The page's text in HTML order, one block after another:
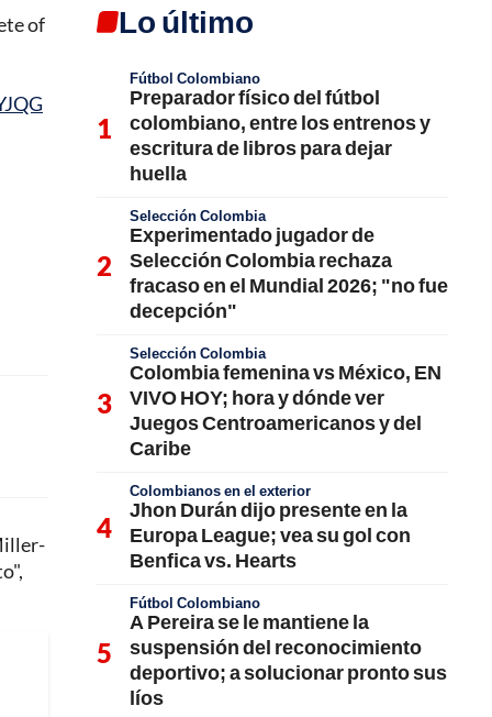
of Lo último
Fútbol Colombiano
Preparador físico del fútbol
colombiano, entre los entrenos y
escritura de libros para dejar
huella
Selección Colombia
Experimentado jugador de
Selección Colombia rechaza
fracaso en el Mundial 2026; "no fue
decepción"
Selección Colombia
Colombia femenina vs México, EN
VIVO HOY; hora y dónde ver
Juegos Centroamericanos y del
Caribe
Colombianos en el exterior
Jhon Durán dijo presente en la
Europa League; vea su gol con
Benfica vs. Hearts
Fútbol Colombiano
A Pereira se le mantiene la
suspensión del reconocimiento
deportivo; a solucionar pronto sus
líos